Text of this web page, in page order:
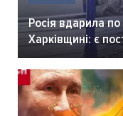
Росія вдарила по
Харківщині: є